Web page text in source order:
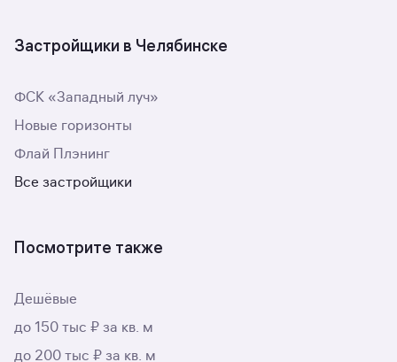
Застройщики в Челябинске
ФСК «Западный луч»
Новые горизонты
Флай Плэнинг
Все застройщики
Посмотрите также
Дешёвые
до 150 тыс ₽ за кв. м
до 200 тыс ₽ за кв. м